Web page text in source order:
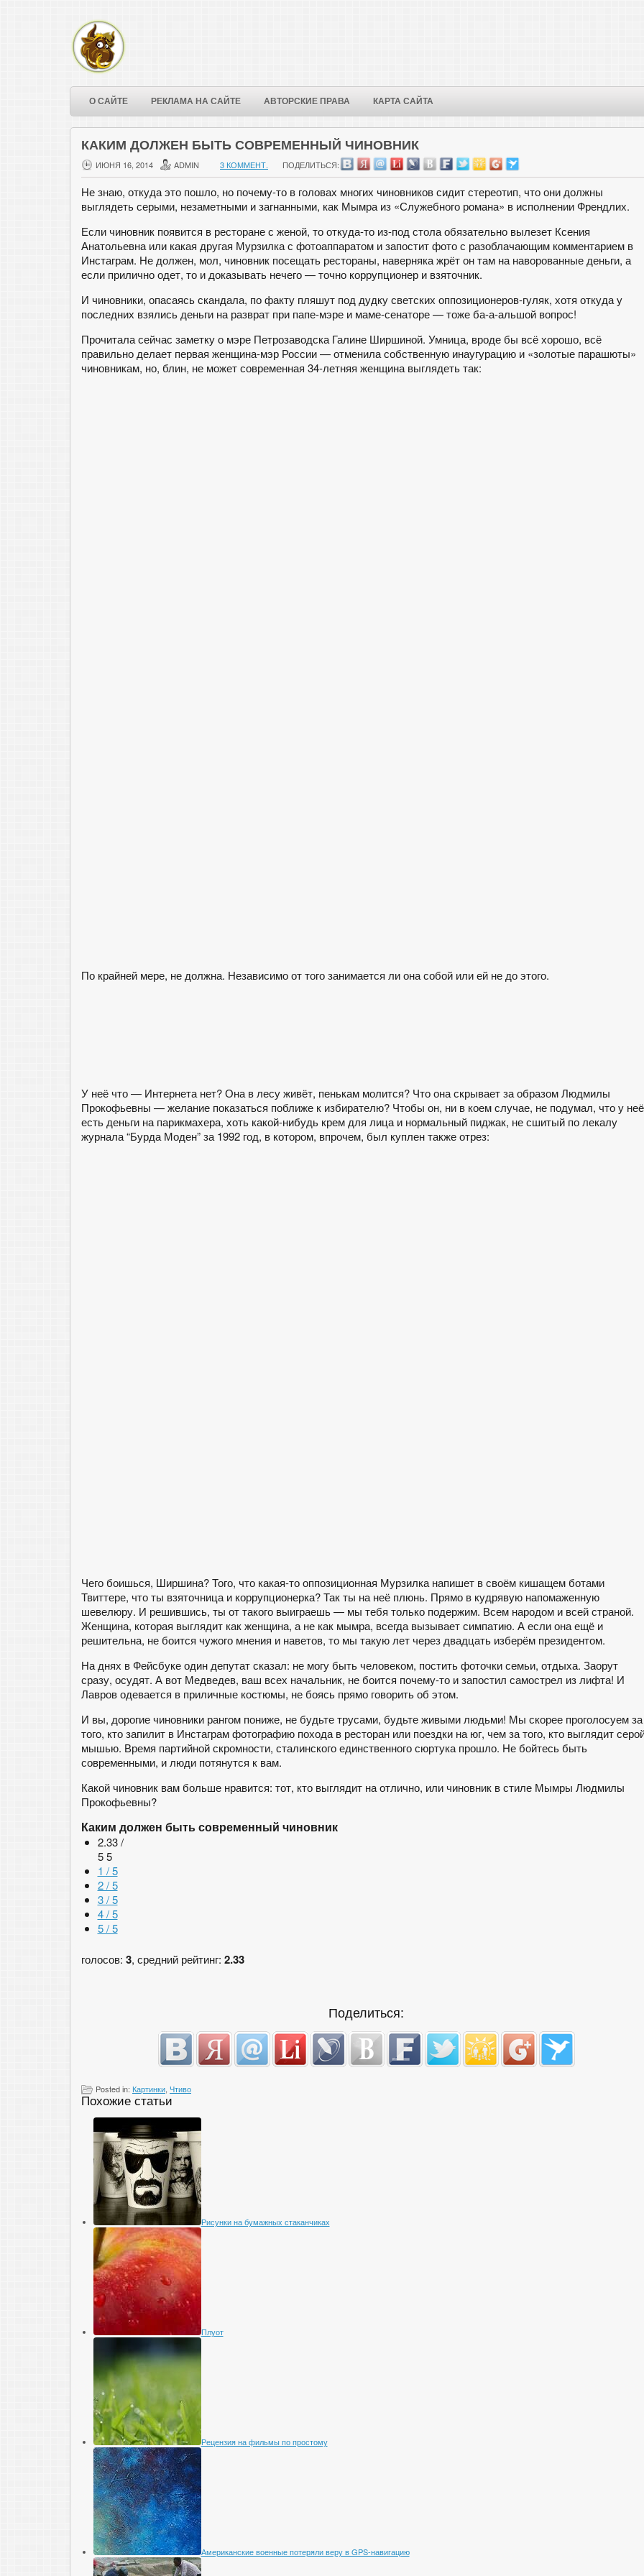
О САЙТЕ РЕКЛАМА НА САЙТЕ АВТОРСКИЕ ПРАВА КАРТА САЙТА
КАКИМ ДОЛЖЕН БЫТЬ СОВРЕМЕННЫЙ ЧИНОВНИК
ИЮНЯ 16, 2014 ADMIN 3 КОММЕНТ. ПОДЕЛИТЬСЯ:
Не знаю, откуда это пошло, но почему-то в головах многих чиновников сидит стереотип, что они должны
выглядеть серыми, незаметными и загнанными, как Мымра из «Служебного романа» в исполнении Френдлих.
Если чиновник появится в ресторане с женой, то откуда-то из-под стола обязательно вылезет Ксения
Анатольевна или какая другая Мурзилка с фотоаппаратом и запостит фото с разоблачающим комментарием в
Инстаграм. Не должен, мол, чиновник посещать рестораны, наверняка жрёт он там на наворованные деньги, а
если прилично одет, то и доказывать нечего — точно коррупционер и взяточник.
И чиновники, опасаясь скандала, по факту пляшут под дудку светских оппозиционеров-гуляк, хотя откуда у
последних взялись деньги на разврат при папе-мэре и маме-сенаторе — тоже ба-а-альшой вопрос!
Прочитала сейчас заметку о мэре Петрозаводска Галине Ширшиной. Умница, вроде бы всё хорошо, всё
правильно делает первая женщина-мэр России — отменила собственную инаугурацию и «золотые парашюты»
чиновникам, но, блин, не может современная 34-летняя женщина выглядеть так:
По крайней мере, не должна. Независимо от того занимается ли она собой или ей не до этого.
У неё что — Интернета нет? Она в лесу живёт, пенькам молится? Что она скрывает за образом Людмилы
Прокофьевны — желание показаться поближе к избирателю? Чтобы он, ни в коем случае, не подумал, что у неё
есть деньги на парикмахера, хоть какой-нибудь крем для лица и нормальный пиджак, не сшитый по лекалу
журнала “Бурда Моден” за 1992 год, в котором, впрочем, был куплен также отрез:
Чего боишься, Ширшина? Того, что какая-то оппозиционная Мурзилка напишет в своём кишащем ботами
Твиттере, что ты взяточница и коррупционерка? Так ты на неё плюнь. Прямо в кудрявую напомаженную
шевелюру. И решившись, ты от такого выиграешь — мы тебя только подержим. Всем народом и всей страной.
Женщина, которая выглядит как женщина, а не как мымра, всегда вызывает симпатию. А если она ещё и
решительна, не боится чужого мнения и наветов, то мы такую лет через двадцать изберём президентом.
На днях в Фейсбуке один депутат сказал: не могу быть человеком, постить фоточки семьи, отдыха. Заорут
сразу, осудят. А вот Медведев, ваш всех начальник, не боится почему-то и запостил самострел из лифта! И
Лавров одевается в приличные костюмы, не боясь прямо говорить об этом.
И вы, дорогие чиновники рангом пониже, не будьте трусами, будьте живыми людьми! Мы скорее проголосуем за
того, кто запилит в Инстаграм фотографию похода в ресторан или поездки на юг, чем за того, кто выглядит
мышью. Время партийной скромности, сталинского единственного сюртука прошло. Не бойтесь быть
современными, и люди потянутся к вам.
Какой чиновник вам больше нравится: тот, кто выглядит на отлично, или чиновник в стиле Мымры Людмилы
Прокофьевны?
Каким должен быть современный чиновник
2.33 /
5 5
1 / 5
2 / 5
3 / 5
4 / 5
5 / 5
голосов: 3, средний рейтинг: 2.33
Поделиться:
Posted in: Картинки Чтиво
Похожие статьи
Рисунки на бумажных стаканчиках
Плуот
Рецензия на фильмы по простому
Американские военные потеряли веру в GPS-навигацию